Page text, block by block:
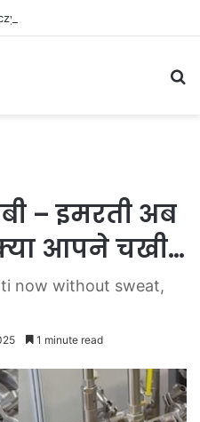
na iPhone
– इमरती अब
आपने चखी…
now without sweat,
1 minute read